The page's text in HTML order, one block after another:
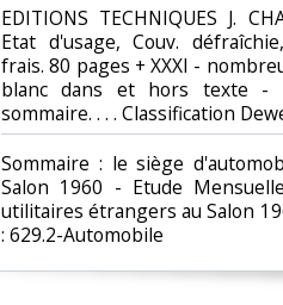
‎EDITIONS TECHNIQUES J.
Etat d'usage, Couv.
frais. 80 pages + XXXI -
blanc dans et hors texte -
sommaire. . . . Classification
‎Sommaire : le siège
Salon 1960 - Etude
utilitaires étrangers au Salon
: 629.2-Automobile‎